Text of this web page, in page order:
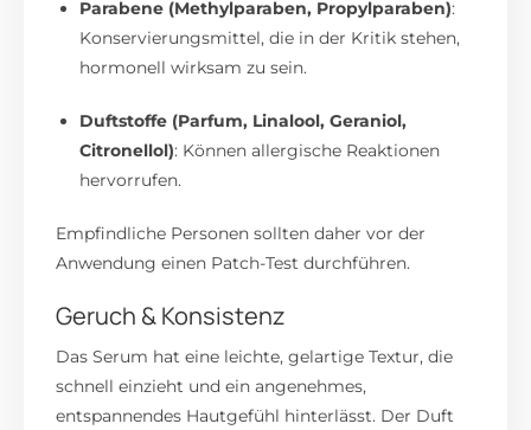
Parabene (Methylparaben, Propylparaben):
Konservierungsmittel, die in der Kritik stehen,
hormonell wirksam zu sein.
Duftstoffe (Parfum, Linalool, Geraniol,
Citronellol): Können allergische Reaktionen
hervorrufen.
Empfindliche Personen sollten daher vor der
Anwendung einen Patch-Test durchführen.
Geruch & Konsistenz
Das Serum hat eine leichte, gelartige Textur, die
schnell einzieht und ein angenehmes,
entspannendes Hautgefühl hinterlässt. Der Duft